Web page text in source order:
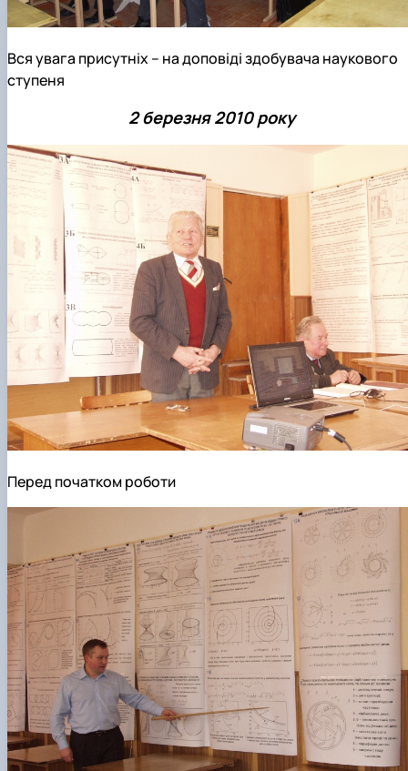
Вся увага присутніх – на доповіді здобувача наукового
ступеня
2 березня 2010 року
Перед початком роботи